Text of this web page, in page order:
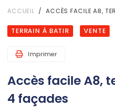
ACCUEIL ACCÈS FACILE A8,
TERRAIN À BATIR VENTE
Imprimer
Accès facile A8,
4 façades